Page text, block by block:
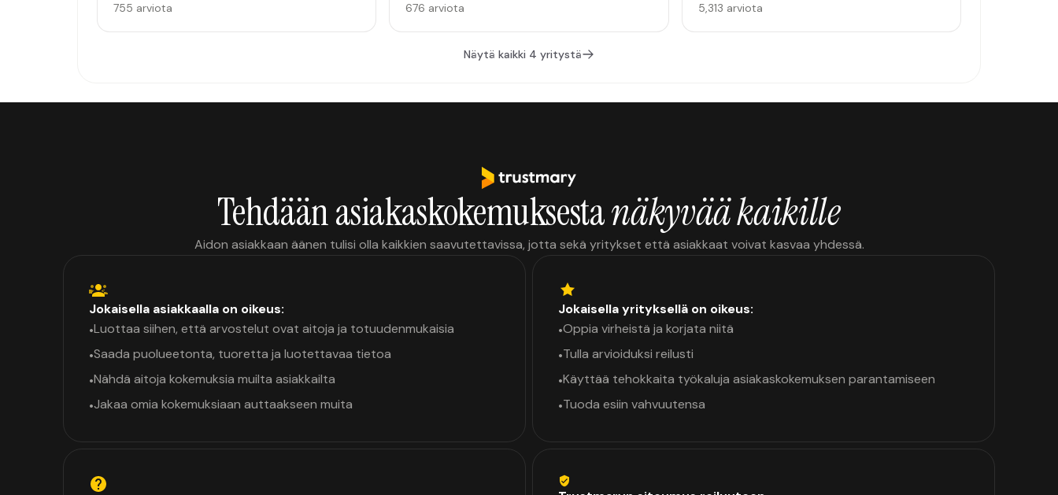
755 arviota
676 arviota
5,313 arviota
Näytä kaikki 4 yritystä
Tehdään asiakaskokemuksestanäkyvää kaikille
Aidon asiakkaan äänen tulisi olla kaikkien saavutettavissa, jotta sekä yritykset että asiakkaat voivat kasvaa yhdessä.
Jokaisella asiakkaalla on oikeus:
•Luottaa siihen, että arvostelut ovat aitoja ja totuudenmukaisia
•Saada puolueetonta, tuoretta ja luotettavaa tietoa
•Nähdä aitoja kokemuksia muilta asiakkailta
•Jakaa omia kokemuksiaan auttaakseen muita
Jokaisella yrityksellä on oikeus:
•Oppia virheistä ja korjata niitä
•Tulla arvioiduksi reilusti
•Käyttää tehokkaita työkaluja asiakaskokemuksen parantamiseen
•Tuoda esiin vahvuutensa